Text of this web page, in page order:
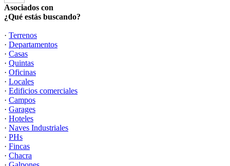
Asociados con
¿Qué estás buscando?
· Terrenos
· Departamentos
· Casas
· Quintas
· Oficinas
· Locales
· Edificios comerciales
· Campos
· Garages
· Hoteles
· Naves Industriales
· PHs
· Fincas
· Chacra